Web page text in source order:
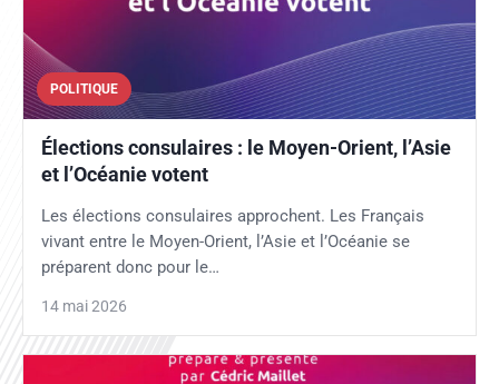
POLITIQUE
Élections consulaires : le Moyen-Orient, l’Asie
et l’Océanie votent
Les élections consulaires approchent. Les Français
vivant entre le Moyen-Orient, l’Asie et l’Océanie se
préparent donc pour le…
14 mai 2026